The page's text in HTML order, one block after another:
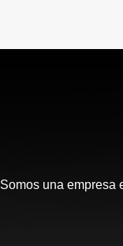
Somos una empresa